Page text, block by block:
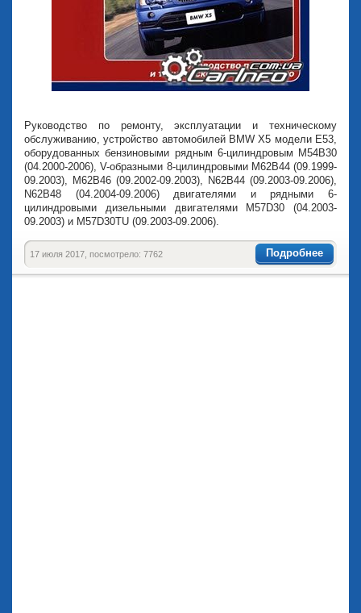
Руководство по ремонту, эксплуатации и техническому
обслуживанию, устройство автомобилей BMW Х5 модели Е53,
оборудованных бензиновыми рядным 6-цилиндровым М54В30
(04.2000-2006), V-образными 8-цилиндровыми М62В44 (09.1999-
09.2003), М62В46 (09.2002-09.2003), N62B44 (09.2003-09.2006),
N62B48 (04.2004-09.2006) двигателями и рядными 6-
цилиндровыми дизельными двигателями M57D30 (04.2003-
09.2003) и M57D30TU (09.2003-09.2006).
Подробнее
17 июля 2017, посмотрело: 7762